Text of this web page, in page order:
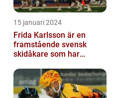
15 januari 2024
Frida Karlsson är en
framstående svensk
skidåkare som har
med sin talang och pr...